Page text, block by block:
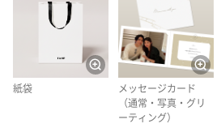
紙袋
メッセージカード
（通常・写真・グリ
ーティング）